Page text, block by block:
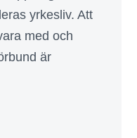
yrkesliv. Att
med och
är